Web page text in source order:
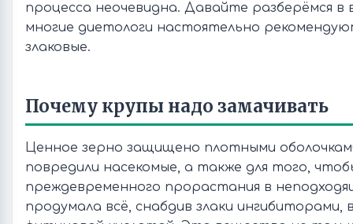
процесса неочевидна. Давайте разберёмся в
многие диетологи настоятельно
злаковые.
Почему крупы надо замачивать
Ценное зерно защищено плотными
повредили насекомые, а также для того,
преждевременного прорастания в
продумала всё, снабдив злаки ингибиторами,